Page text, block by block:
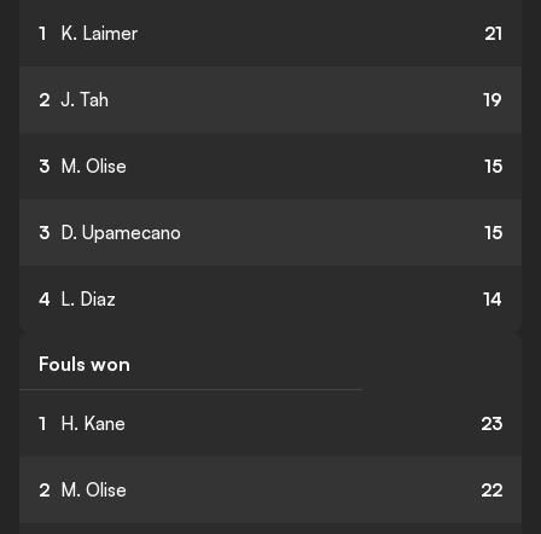
1 K. Laimer 21
2 J. Tah 19
3 M. Olise 15
3 D. Upamecano 15
4 L. Diaz 14
Fouls won
1 H. Kane 23
2 M. Olise 22